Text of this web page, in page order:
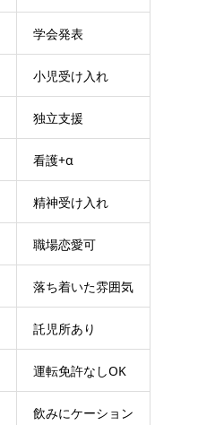
学会発表
小児受け入れ
独立支援
看護+α
精神受け入れ
職場恋愛可
落ち着いた雰囲気
託児所あり
運転免許なしOK
飲みにケーション